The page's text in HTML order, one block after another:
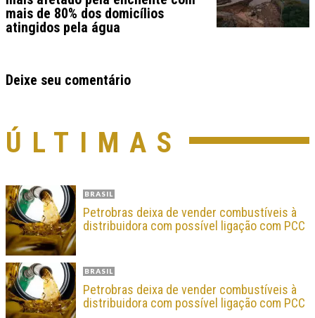
mais de 80% dos domicílios
atingidos pela água
Deixe seu comentário
ÚLTIMAS
BRASIL
Petrobras deixa de vender combustíveis à
distribuidora com possível ligação com PCC
BRASIL
Petrobras deixa de vender combustíveis à
distribuidora com possível ligação com PCC